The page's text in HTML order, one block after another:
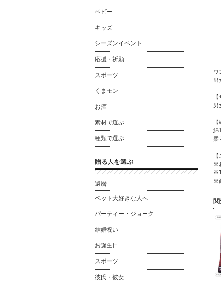
ワ
男
男
綿
柔
※
※T
※
ベビー
キッズ
シーズンイベント
応援・祈願
スポーツ
くまモン
お酒
素材で選ぶ
種類で選ぶ
贈る人を選ぶ
還暦
ペット大好きな人へ
パーティー・ジョーク
結婚祝い
お誕生日
スポーツ
彼氏・彼女